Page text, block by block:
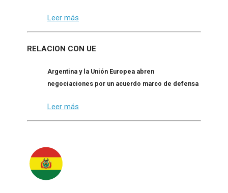
Leer más
RELACION CON UE
Argentina y la Unión Europea abren
negociaciones por un acuerdo marco de defensa
Leer más